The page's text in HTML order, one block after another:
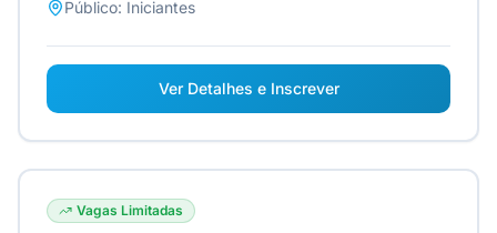
Público: Iniciantes
Ver Detalhes e Inscrever
Vagas Limitadas